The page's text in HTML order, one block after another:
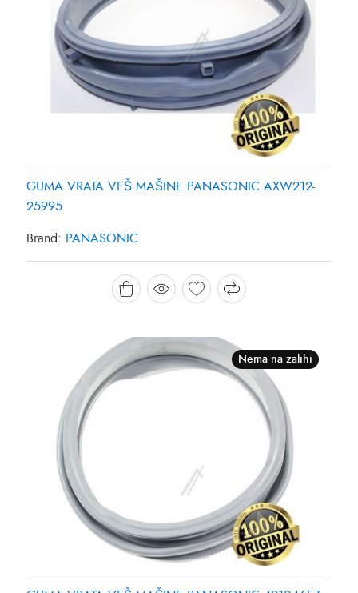
GUMA VRATA VEŠ MAŠINE PANASONIC AXW212-
25995
Brand: PANASONIC
Nema na zalihi